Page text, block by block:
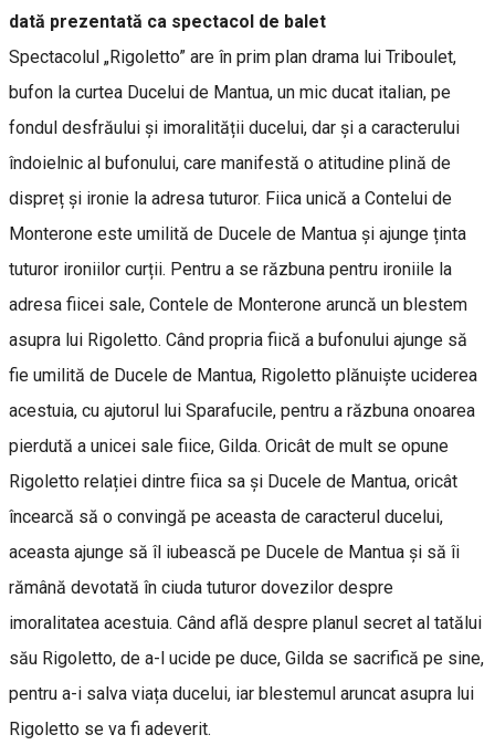
dată prezentată ca spectacol de balet
Spectacolul „Rigoletto” are în prim plan drama lui Triboulet,
bufon la curtea Ducelui de Mantua, un mic ducat italian, pe
fondul desfrăului și imoralității ducelui, dar și a caracterului
îndoielnic al bufonului, care manifestă o atitudine plină de
dispreț și ironie la adresa tuturor. Fiica unică a Contelui de
Monterone este umilită de Ducele de Mantua și ajunge ținta
tuturor ironiilor curții. Pentru a se răzbuna pentru ironiile la
adresa fiicei sale, Contele de Monterone aruncă un blestem
asupra lui Rigoletto. Când propria fiică a bufonului ajunge să
fie umilită de Ducele de Mantua, Rigoletto plănuiște uciderea
acestuia, cu ajutorul lui Sparafucile, pentru a răzbuna onoarea
pierdută a unicei sale fiice, Gilda. Oricât de mult se opune
Rigoletto relației dintre fiica sa și Ducele de Mantua, oricât
încearcă să o convingă pe aceasta de caracterul ducelui,
aceasta ajunge să îl iubească pe Ducele de Mantua și să îi
rămână devotată în ciuda tuturor dovezilor despre
imoralitatea acestuia. Când află despre planul secret al tatălui
său Rigoletto, de a-l ucide pe duce, Gilda se sacrifică pe sine,
pentru a-i salva viața ducelui, iar blestemul aruncat asupra lui
Rigoletto se va fi adeverit.